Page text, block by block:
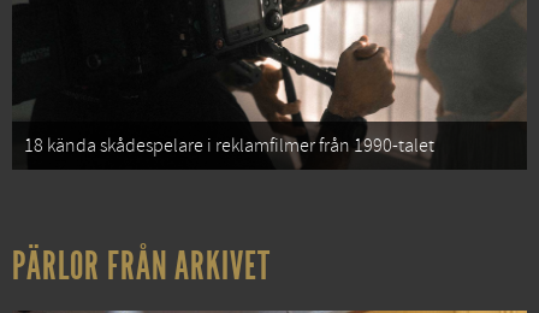
18 kända skådespelare i reklamfilmer från 1990-talet
PÄRLOR FRÅN ARKIVET